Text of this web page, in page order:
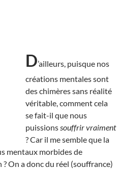
D’ailleurs, puisque nos
créations mentales sont
des chimères sans réalité
véritable, comment cela
se fait-il que nous
puissions souffrir vraiment
? Car il me semble que la
mentaux morbides de
On a donc du réel (souffrance)